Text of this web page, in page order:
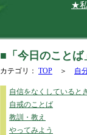
★私は
■「今日のことば
カテゴリ： TOP ＞ 自
自信をなくしていると
自戒のことば
教訓・教え
やってみよう